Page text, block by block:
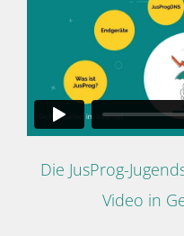
Die JusProg-
Video in